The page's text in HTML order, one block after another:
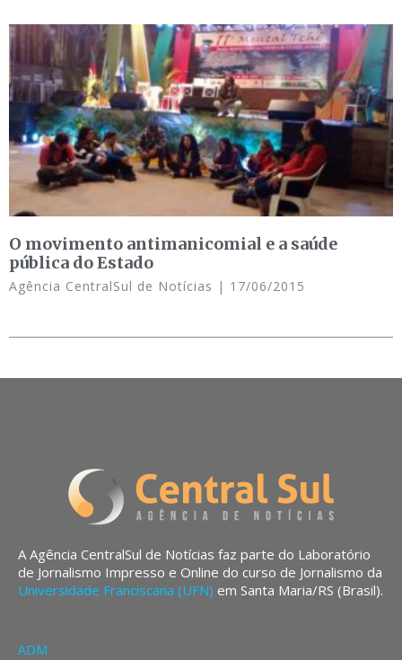
O movimento antimanicomial e a saúde
pública do Estado
Agência CentralSul de Notícias 17/06/2015
A Agência CentralSul de Notícias faz parte do Laboratório
de Jornalismo Impresso e Online do curso de Jornalismo da
Universidade Franciscana (UFN) em Santa Maria/RS (Brasil).
ADM